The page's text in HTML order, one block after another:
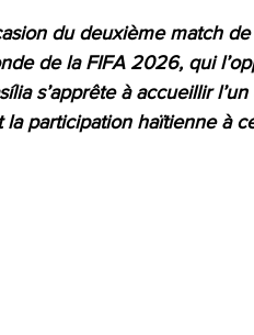
du deuxième match
de la FIFA 2026, qui
s’apprête à accueillir
la participation haïtienne à